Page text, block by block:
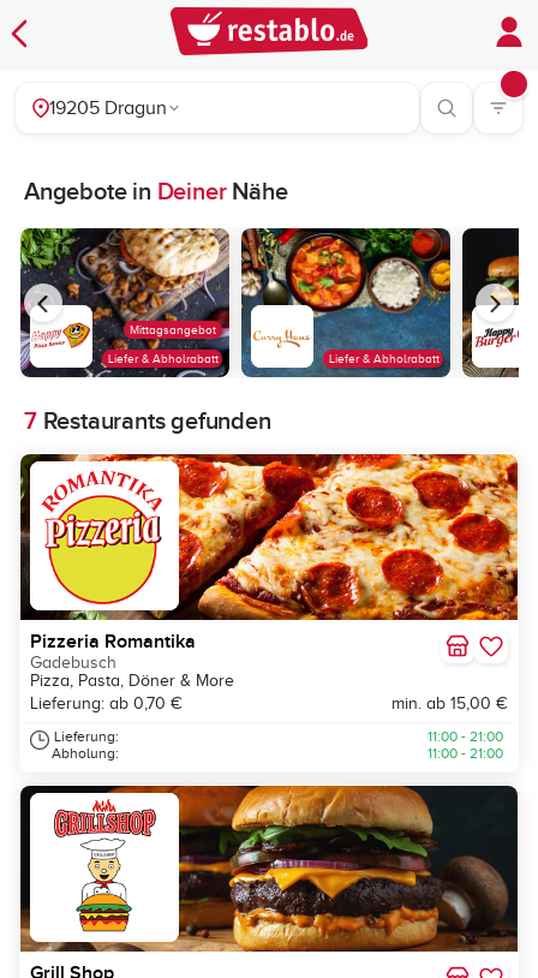
19205 Dragun
Angebote in DeinerNähe
Liefer & Abholrabatt
Mittagsangebot
Liefer & Abholrabatt
7Restaurants gefunden
Pizzeria Romantika
Gadebusch
Pizza, Pasta, Döner & More
Lieferung: ab 0,70 €
min. ab 15,00 €
Lieferung:
Abholung:
11:00 - 21:00
11:00 - 21:00